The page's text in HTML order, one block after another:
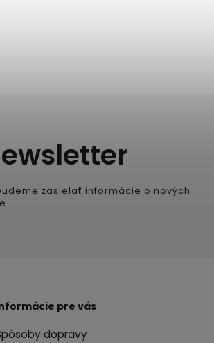
pre vás
dopravy
zasielať informácie o nových